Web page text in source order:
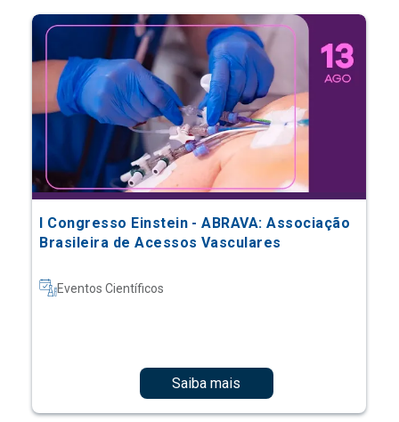
I Congresso Einstein - ABRAVA: Associação
Brasileira de Acessos Vasculares
Eventos Científicos
Saiba mais